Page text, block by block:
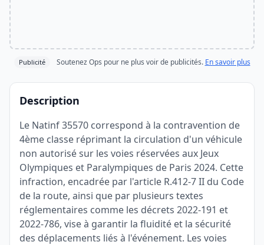
Publicité Soutenez Ops pour ne plus voir de publicités. En savoir plus
Description
Le Natinf 35570 correspond à la contravention de
4ème classe réprimant la circulation d'un véhicule
non autorisé sur les voies réservées aux Jeux
Olympiques et Paralympiques de Paris 2024. Cette
infraction, encadrée par l'article R.412-7 II du Code
de la route, ainsi que par plusieurs textes
réglementaires comme les décrets 2022-191 et
2022-786, vise à garantir la fluidité et la sécurité
des déplacements liés à l'événement. Les voies